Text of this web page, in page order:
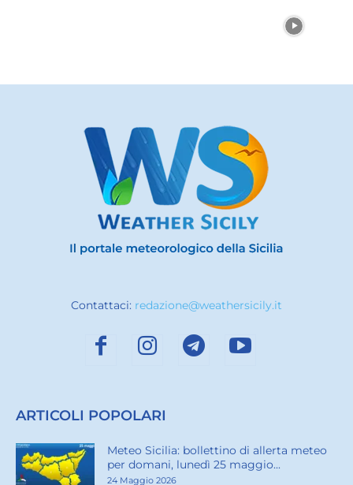
Contattaci: redazione@weathersicily.it
ARTICOLI POPOLARI
Meteo Sicilia: bollettino di allerta meteo
per domani, lunedì 25 maggio...
24 Maggio 2026